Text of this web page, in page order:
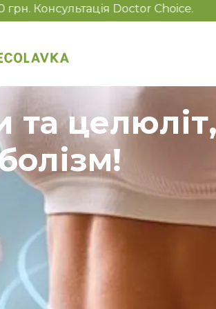
Doctor Choice.
та
& Detox – ваш ключ до здорового